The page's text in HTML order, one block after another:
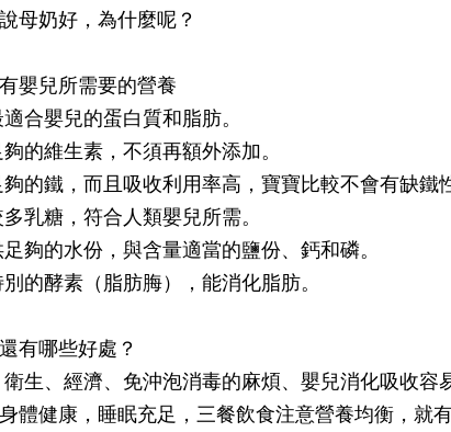
母奶好，為什麼呢？
嬰兒所需要的營養
適合嬰兒的蛋白質和脂肪。
夠的維生素，不須再額外添加。
夠的鐵，而且吸收利用率高，寶寶比較不會有缺鐵
多乳糖，符合人類嬰兒所需。
足夠的水份，與含量適當的鹽份、鈣和磷。
別的酵素（脂肪脢），能消化脂肪。
有哪些好處？
衛生、經濟、免沖泡消毒的麻煩、嬰兒消化吸收容
體健康，睡眠充足，三餐飲食注意營養均衡，就
小
生